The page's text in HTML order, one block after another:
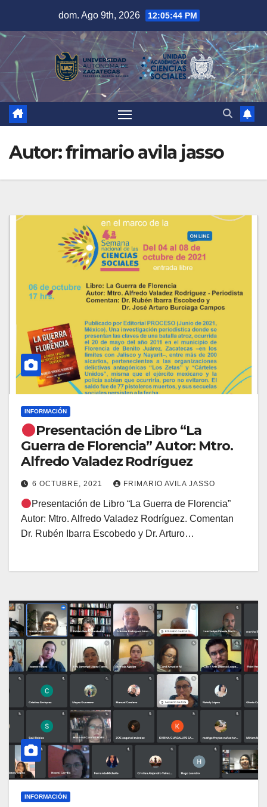
contenido
dom. Ago 9th, 2026 12:05:45 PM
Autor:frimario avila jasso
INFORMACIÓN
Presentación de Libro “La
Guerra de Florencia” Autor: Mtro.
Alfredo Valadez Rodríguez
6 OCTUBRE, 2021 FRIMARIO AVILA JASSO
Presentación de Libro “La Guerra de Florencia”
Autor: Mtro. Alfredo Valadez Rodríguez. Comentan
Dr. Rubén Ibarra Escobedo y Dr. Arturo…
INFORMACIÓN